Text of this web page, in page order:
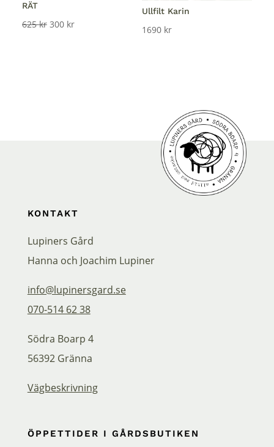
RÄT
625kr Det
300 krDet
Ullfilt Karin
1690 kr
KONTAKT
Lupiners Gård
Hanna och Joachim Lupiner
info@lupinersgard.se
070-514 62 38
Södra Boarp 4
56392 Gränna
Vägbeskrivning
ÖPPETTIDER I GÅRDSBUTIKEN